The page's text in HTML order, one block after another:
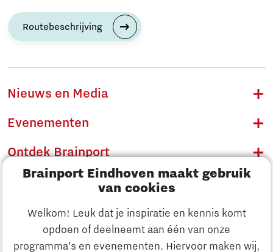
Brainport Eindhoven maakt gebruik
van cookies
Welkom! Leuk dat je inspiratie en kennis komt
opdoen of deelneemt aan één van onze
programma’s en evenementen. Hiervoor maken wij,
Routebeschrijving
Nieuws en Media
Evenementen
Ontdek Brainport
Innovatie
Ondernemen
Onderwijs